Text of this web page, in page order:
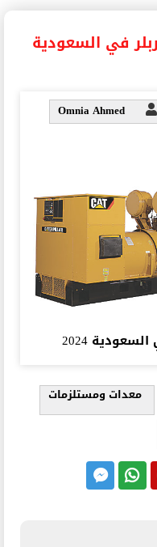
في السعودية
Omnia Ahmed
2024
معدات ومستلزمات